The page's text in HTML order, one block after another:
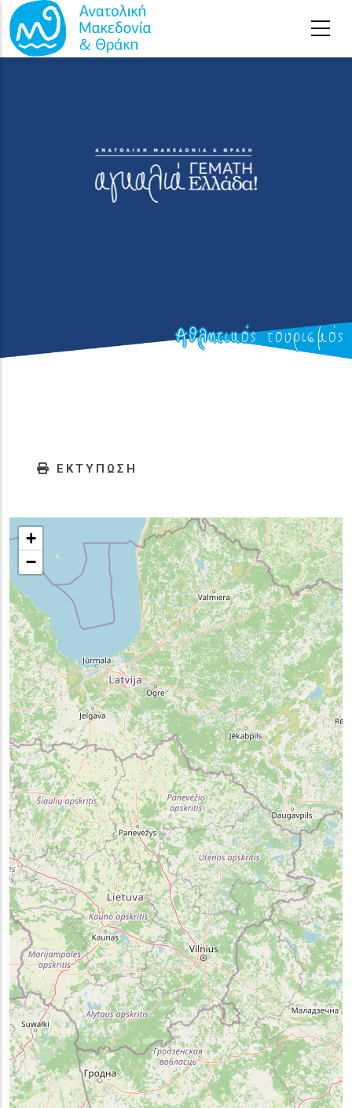
Παράκαμψη προς το κυρίως περιεχόμενο
Αθλητικός τουρισμός
ΕΚΤΥΠΩΣΗ
+
−